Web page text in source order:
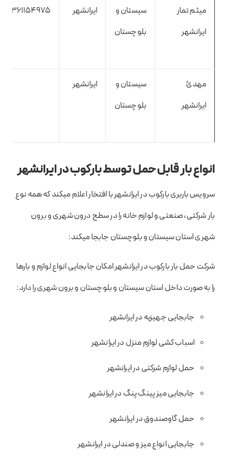
میثم تمار
ایرانشهر
سیستان و
بلوچستان
ایرانشهر 9361154975
مهدئ
ایرانشهر
سیستان و
بلوچستان
ایرانشهر
انواع بار قابل حمل توسط بارکوب در ایرانشهر
سرویس باربری بارکوب در ایرانشهر با افتخار اعلام میکند که همه نوع
بار شرکتی، صنعتی و لوازم خانه را در سطح درون شهری و برون
شهری استان سیستان و بلوچستان جابجا میکند:
شرکت حمل بار بارکوب در ایرانشهر امکان جابجایی انواع لوازم و بارها
را به صورت داخل استان سیستان و بلوچستان و برون شهری را دارد:
جابجایی جهیزیه در ایرانشهر
اسباب کشی لوازم منزل در ایرانشهر
حمل لوازم شرکتی در ایرانشهر
جابجایی میز پینگ پنگ در ایرانشهر
حمل گاوصندوق در ایرانشهر
جابجایی انواع میز و صندلی در ایرانشهر